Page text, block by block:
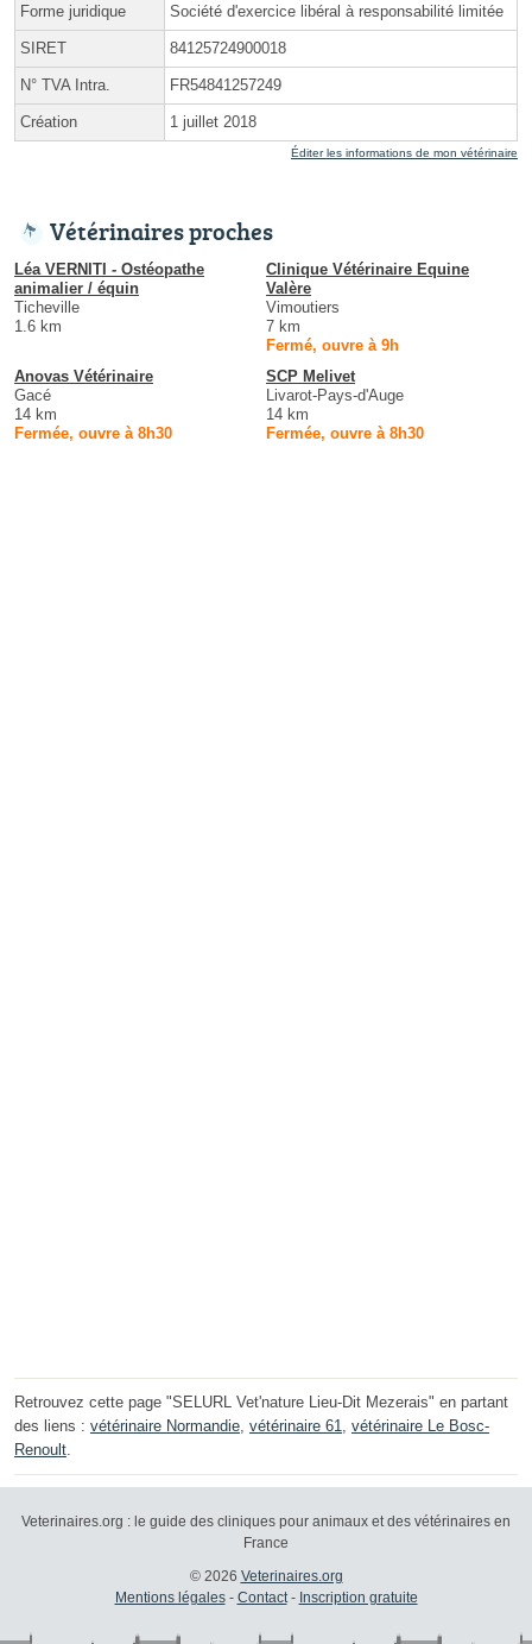
Forme juridique Société d'exercice libéral à responsabilité limitée
SIRET 84125724900018
N° TVA Intra. FR54841257249
Création 1 juillet 2018
Éditer les informations de mon vétérinaire
Vétérinaires proches
Léa VERNITI - Ostéopathe
animalier / équin
Ticheville
1.6 km
Clinique Vétérinaire Equine
Valère
Vimoutiers
7 km
Fermé, ouvre à 9h
Anovas Vétérinaire
Gacé
14 km
Fermée, ouvre à 8h30
SCP Melivet
Livarot-Pays-d'Auge
14 km
Fermée, ouvre à 8h30
Retrouvez cette page "SELURL Vet'nature Lieu-Dit Mezerais" en partant
des liens : vétérinaire Normandie vétérinaire 61
vétérinaire Le Bosc-
Renoult
Veterinaires.org : le guide des cliniques pour animaux et des vétérinaires en
France
© 2026 Veterinaires.org
Mentions légales- Contact- Inscription gratuite